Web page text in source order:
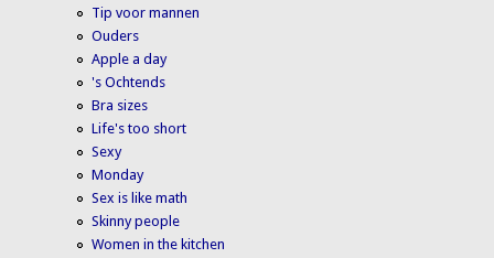
Tip voor mannen
Ouders
Apple a day
's Ochtends
Bra sizes
Life's too short
Sexy
Monday
Sex is like math
Skinny people
Women in the kitchen